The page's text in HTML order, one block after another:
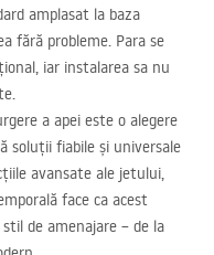
amplasat la baza
fără probleme. Para se
iar instalarea sa nu
a apei este o alegere
soluții fiabile și universale
avansate ale jetului,
face ca acest
de amenajare – de la